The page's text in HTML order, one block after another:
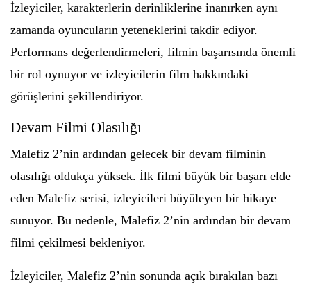
İzleyiciler, karakterlerin derinliklerine inanırken aynı
zamanda oyuncuların yeteneklerini takdir ediyor.
Performans değerlendirmeleri, filmin başarısında önemli
bir rol oynuyor ve izleyicilerin film hakkındaki
görüşlerini şekillendiriyor.
Devam Filmi Olasılığı
Malefiz 2’nin ardından gelecek bir devam filminin
olasılığı oldukça yüksek. İlk filmi büyük bir başarı elde
eden Malefiz serisi, izleyicileri büyüleyen bir hikaye
sunuyor. Bu nedenle, Malefiz 2’nin ardından bir devam
filmi çekilmesi bekleniyor.
İzleyiciler, Malefiz 2’nin sonunda açık bırakılan bazı